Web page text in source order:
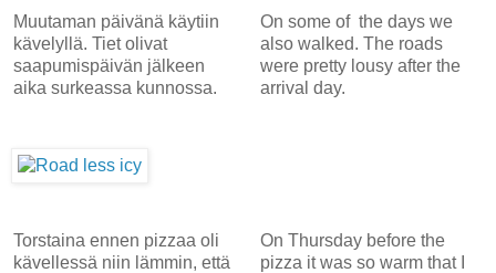
Muutaman päivänä käytiin
kävelyllä. Tiet olivat
saapumispäivän jälkeen
aika surkeassa kunnossa.
On some of the days we
also walked. The roads
were pretty lousy after the
arrival day.
Torstaina ennen pizzaa oli
kävellessä niin lämmin, että
On Thursday before the
pizza it was so warm that I